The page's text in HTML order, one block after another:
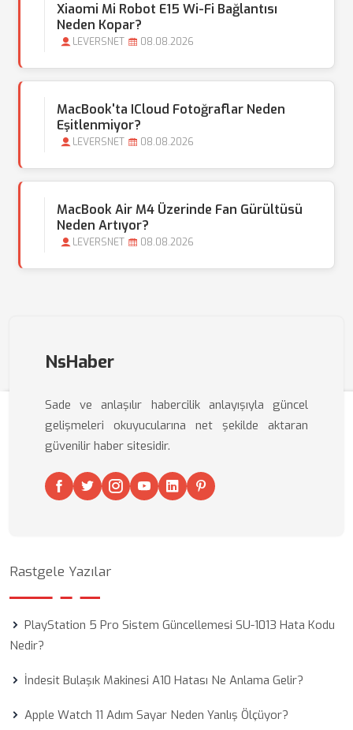
Xiaomi Mi Robot E15 Wi-Fi Bağlantısı
Neden Kopar?
LEVERSNET 08.08.2026
MacBook'ta ICloud Fotoğraflar Neden
Eşitlenmiyor?
LEVERSNET 08.08.2026
MacBook Air M4 Üzerinde Fan Gürültüsü
Neden Artıyor?
LEVERSNET 08.08.2026
NsHaber
Sade ve anlaşılır habercilik anlayışıyla güncel
gelişmeleri okuyucularına net şekilde aktaran
güvenilir haber sitesidir.
Rastgele Yazılar
PlayStation 5 Pro Sistem Güncellemesi SU-1013 Hata Kodu
Nedir?
İndesit Bulaşık Makinesi A10 Hatası Ne Anlama Gelir?
Apple Watch 11 Adım Sayar Neden Yanlış Ölçüyor?